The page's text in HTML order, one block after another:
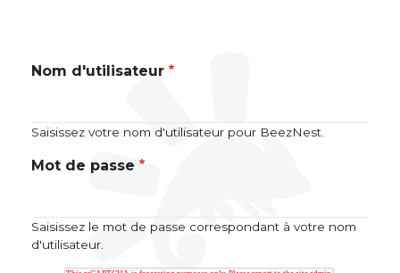
Nom d'utilisateur
Saisissez votre nom d'utilisateur pour BeezNest.
Mot de passe
Saisissez le mot de passe correspondant à votre nom
d'utilisateur.